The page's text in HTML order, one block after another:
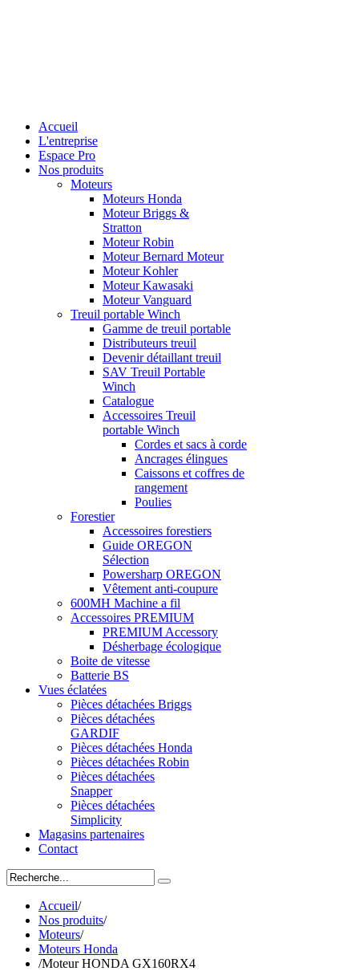
Accueil
L'entreprise
Espace Pro
Nos produits
Moteurs
Moteurs Honda
Moteur Briggs &
Stratton
Moteur Robin
Moteur Bernard Moteur
Moteur Kohler
Moteur Kawasaki
Moteur Vanguard
Treuil portable Winch
Gamme de treuil portable
Distributeurs treuil
Devenir détaillant treuil
SAV Treuil Portable
Winch
Catalogue
Accessoires Treuil
portable Winch
Cordes et sacs à corde
Ancrages élingues
Caissons et coffres de
rangement
Poulies
Forestier
Accessoires forestiers
Guide OREGON
Sélection
Powersharp OREGON
Vêtement anti-coupure
600MH Machine a fil
Accessoires PREMIUM
PREMIUM Accessory
Désherbage écologique
Boite de vitesse
Batterie BS
Vues éclatées
Pièces détachées Briggs
Pièces détachées
GARDIF
Pièces détachées Honda
Pièces détachées Robin
Pièces détachées
Snapper
Pièces détachées
Simplicity
Magasins partenaires
Contact
Accueil/
Nos produits/
Moteurs/
Moteurs Honda
/Moteur HONDA GX160RX4